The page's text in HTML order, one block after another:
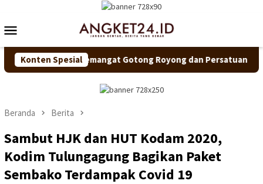
konten
Mobile
Konten Spesial
Semangat Gotong Royong dan Persatuan Pastikan
Beranda Berita
Sambut HJK dan HUT Kodam 2020,
Kodim Tulungagung Bagikan Paket
Sembako Terdampak Covid 19